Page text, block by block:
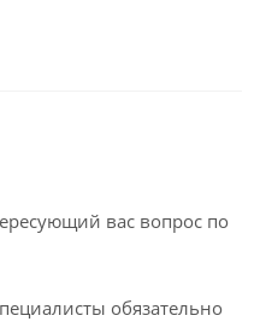
вас вопрос по
обязательно